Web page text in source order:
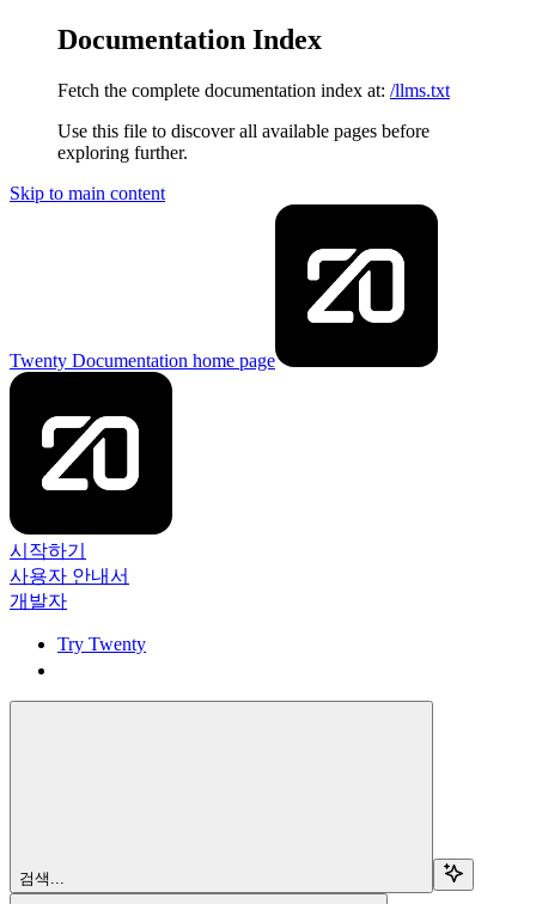
Documentation Index
Fetch the complete documentation index at: /llms.txt
Use this file to discover all available pages before
exploring further.
Skip to main content
Twenty Documentation home page
시작하기
사용자 안내서
개발자
Try Twenty
검색...